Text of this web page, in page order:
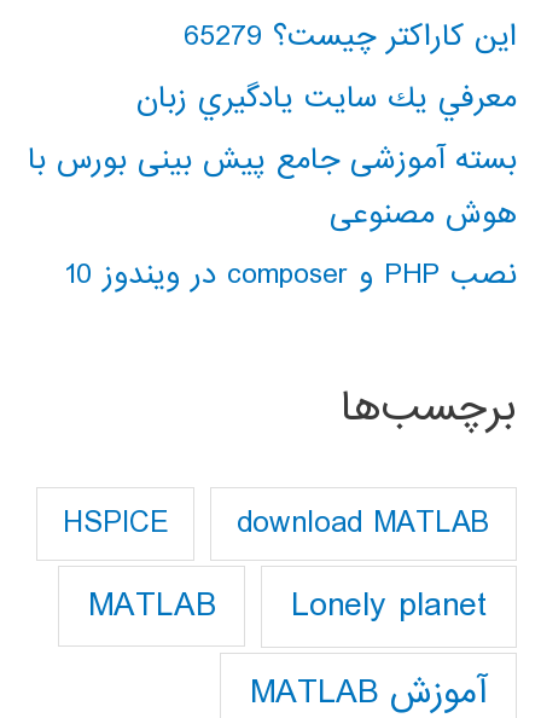
این کاراکتر چیست؟ 65279
معرفي يك سايت يادگيري زبان
بسته آموزشی جامع پیش بینی بورس با
هوش مصنوعی
نصب PHP و composer در ویندوز 10
برچسب‌ها
download MATLAB
HSPICE
Lonely planet
MATLAB
آموزش MATLAB